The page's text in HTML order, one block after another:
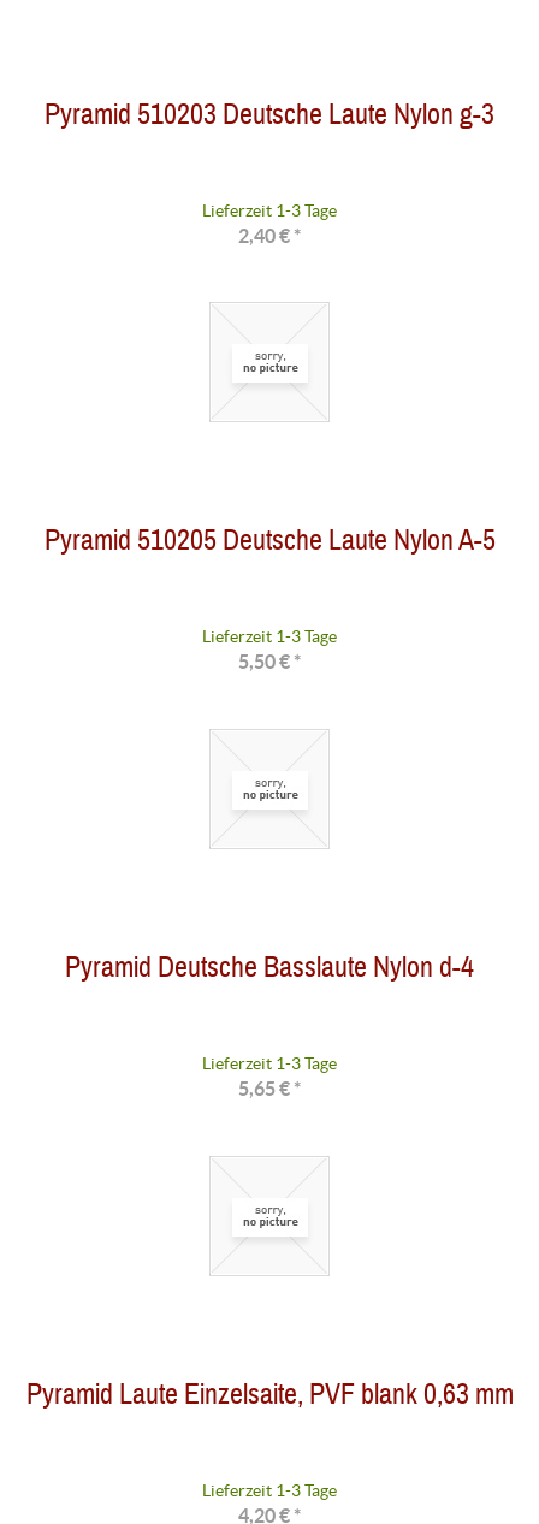
Pyramid 510203 Deutsche Laute Nylon g-3
Lieferzeit 1-3 Tage
2,40 € *
Pyramid 510205 Deutsche Laute Nylon A-5
Lieferzeit 1-3 Tage
5,50 € *
Pyramid Deutsche Basslaute Nylon d-4
Lieferzeit 1-3 Tage
5,65 € *
Pyramid Laute Einzelsaite, PVF blank 0,63 mm
Lieferzeit 1-3 Tage
4,20 € *